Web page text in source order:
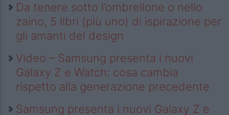
Da tenere sotto l’ombrellone o nello
zaino, 5 libri (più uno) di ispirazione per
gli amanti del design
Video – Samsung presenta i nuovi
Galaxy Z e Watch: cosa cambia
rispetto alla generazione precedente
Samsung presenta i nuovi Galaxy Z e